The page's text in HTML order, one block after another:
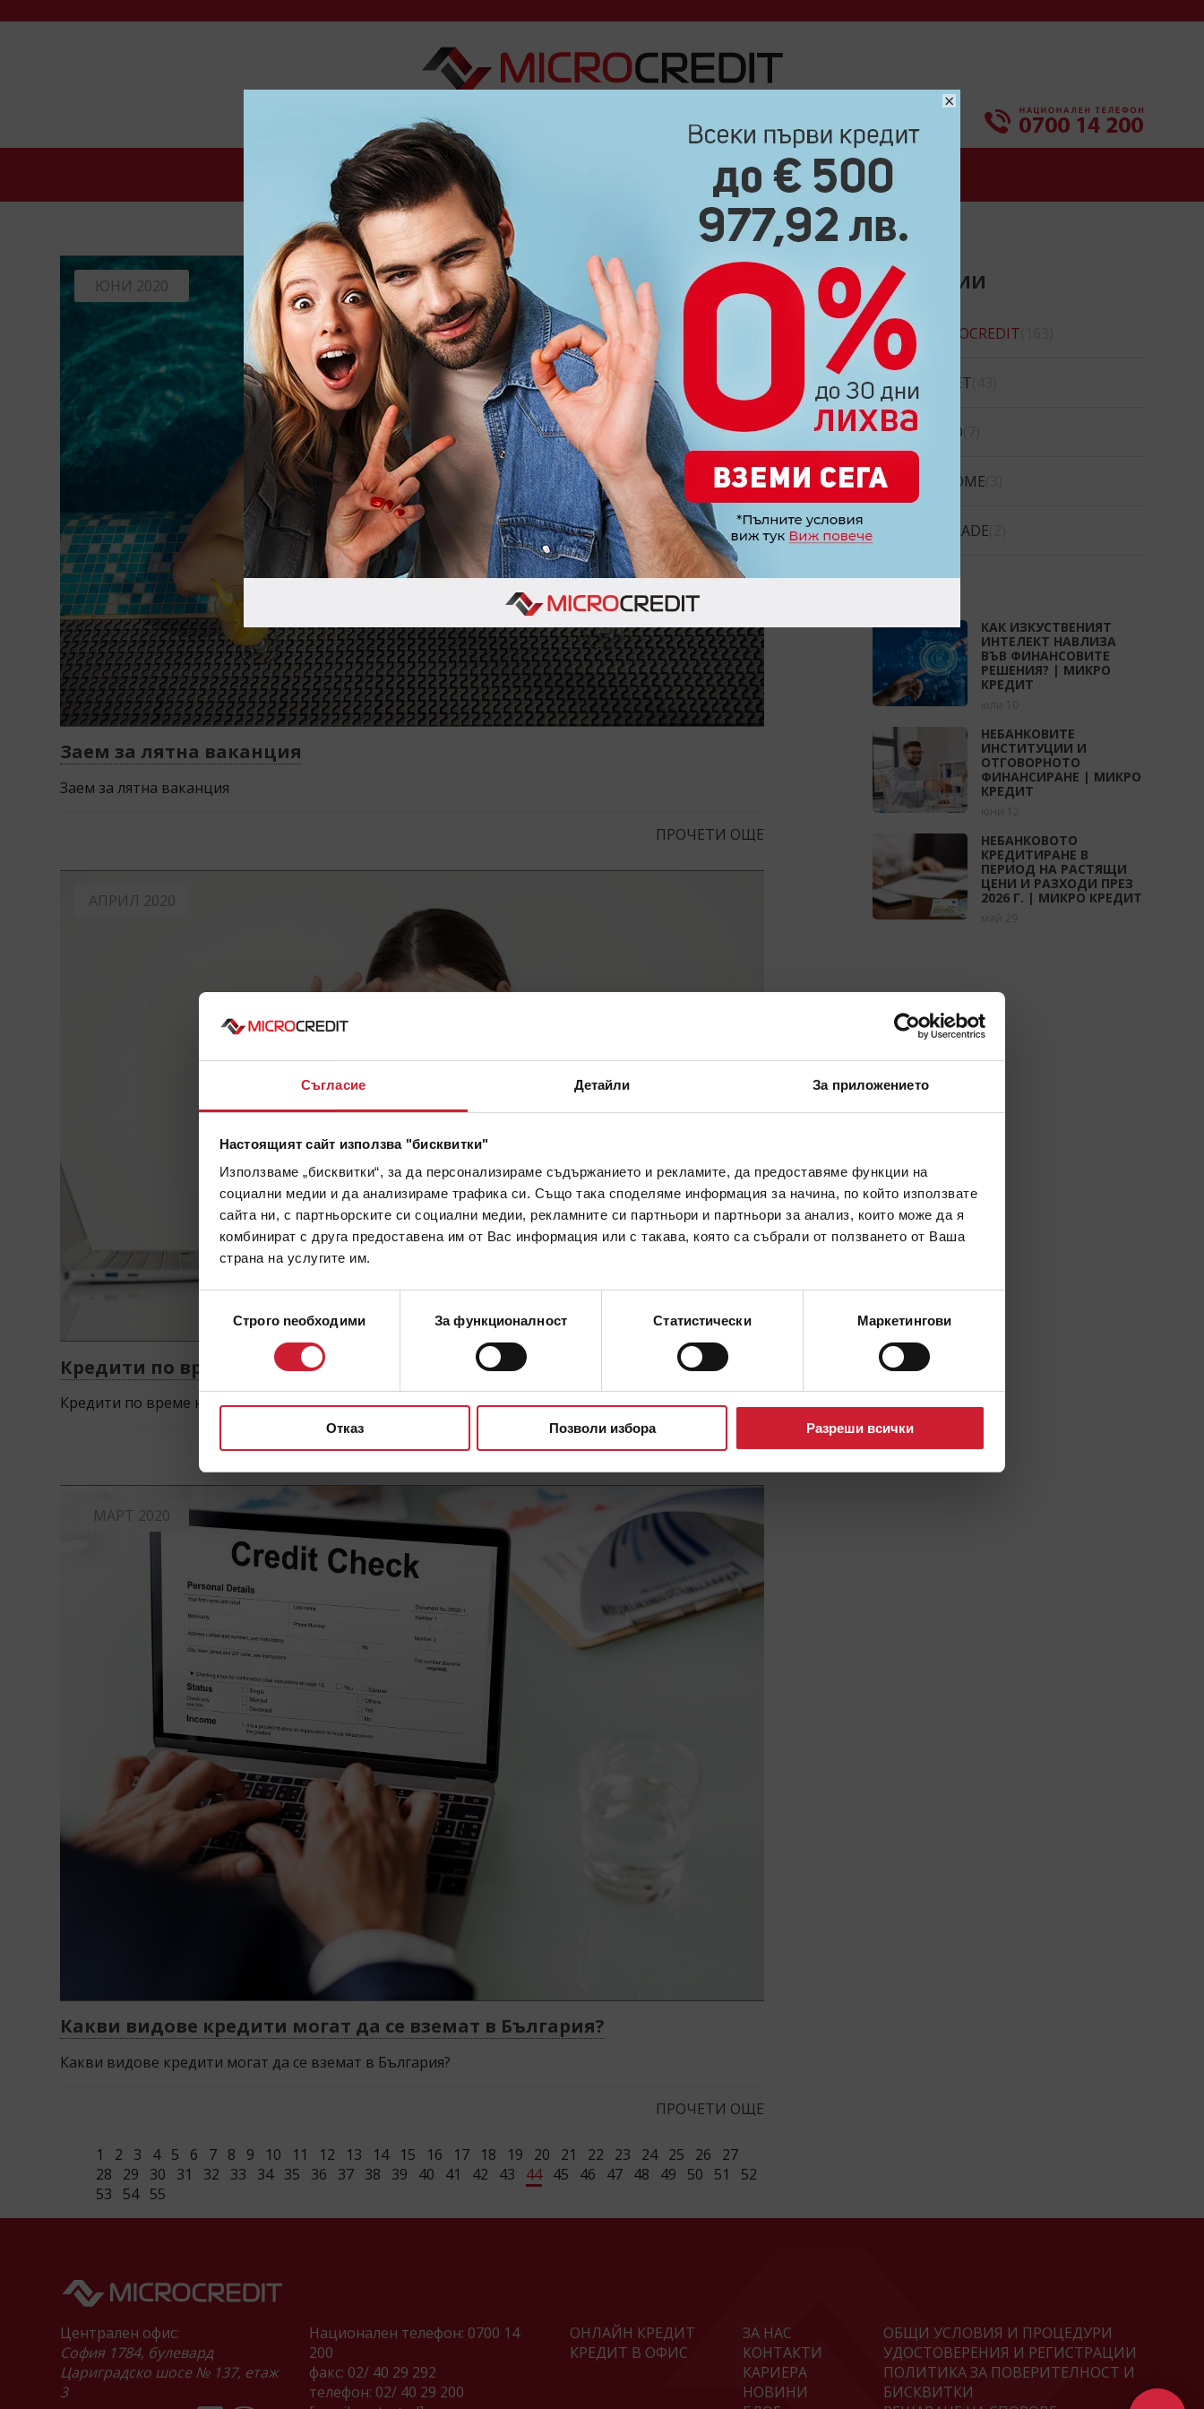
Съгласие Детайли За приложението
Настоящият сайт използва "бисквитки"
Използваме „бисквитки“, за да персонализираме съдържанието и рекламите, да предоставяме функции на
социални медии и да анализираме трафика си. Също така споделяме информация за начина, по който използвате
сайта ни, с партньорските си социални медии, рекламните си партньори и партньори за анализ, които може да я
комбинират с друга предоставена им от Вас информация или с такава, която са събрали от ползването от Ваша
страна на услугите им.
съгласие
Строго nеобходими За функционалност Статистически Маркетингови
Отказ Позволи избора Разреши всички
КАК ДА ВЗЕМА? ЧЕСТО ЗАДАВАНИ ВЪПРОСИ КОНТАКТИ
×
ЮНИ 2020
Заем за лятна ваканция
Заем за лятна ваканция
ПРОЧЕТИ ОЩЕ
АПРИЛ 2020
Кредити по време на криза
Кредити по време на криза
ПРОЧЕТИ ОЩЕ
МАРТ 2020
Какви видове кредити могат да се вземат в България?
Какви видове кредити могат да се вземат в България?
ПРОЧЕТИ ОЩЕ
1 2 3 4 5 6 7 8 9 10 11 12 13 14 15 16 17 18 19 20 21 22 23 24 25 26
27
28
29 30 31 32 33 34 35 36 37 38 39 40 41 42 43 44 45 46 47 48 49 50 51
52
53
54 55
КАТЕГОРИИ
MICROCREDIT
CREDINET
CREDIGO
CREDIHOME
CREDITRADE
КАК ИЗКУСТВЕНИЯТ
ИНТЕЛЕКТ НАВЛИЗА
ВЪВ ФИНАНСОВИТЕ
РЕШЕНИЯ? | МИКРО
КРЕДИТ
НЕБАНКОВИТЕ
ИНСТИТУЦИИ И
ОТГОВОРНОТО
ФИНАНСИРАНЕ | МИКРО
КРЕДИТ
НЕБАНКОВОТО
КРЕДИТИРАНЕ В
ПЕРИОД НА РАСТЯЩИ
ЦЕНИ И РАЗХОДИ ПРЕЗ
2026 Г. | МИКРО КРЕДИТ
Централен офис:
София 1784, булевард
Цариградско шосе № 137, етаж
3
Национален телефон: 0700 14
200
факс: 02/ 40 29 292
телефон: 02/ 40 29 200
ОНЛАЙН КРЕДИТ
КРЕДИТ В ОФИС
ЗА НАС
КОНТАКТИ
КАРИЕРА
НОВИНИ
ОБЩИ УСЛОВИЯ И ПРОЦЕДУРИ
УДОСТОВЕРЕНИЯ И РЕГИСТРАЦИИ
ПОЛИТИКА ЗА ПОВЕРИТЕЛНОСТ И
БИСКВИТКИ